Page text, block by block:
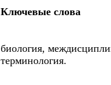
Ключевые слова
биология,
терминология.